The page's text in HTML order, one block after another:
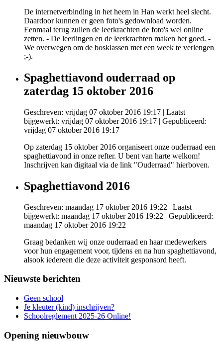
De internetverbinding in het heem in Han werkt heel slecht.
Daardoor kunnen er geen foto's gedownload worden.
Eenmaal terug zullen de leerkrachten de foto's wel online
zetten. - De leerlingen en de leerkrachten maken het goed. -
We overwegen om de bosklassen met een week te verlengen
;-).
Spaghettiavond ouderraad op
zaterdag 15 oktober 2016
Geschreven: vrijdag 07 oktober 2016 19:17 | Laatst
bijgewerkt: vrijdag 07 oktober 2016 19:17 | Gepubliceerd:
vrijdag 07 oktober 2016 19:17
Op zaterdag 15 oktober 2016 organiseert onze ouderraad een
spaghettiavond in onze refter. U bent van harte welkom!
Inschrijven kan digitaal via de link "Ouderraad" hierboven.
Spaghettiavond 2016
Geschreven: maandag 17 oktober 2016 19:22 | Laatst
bijgewerkt: maandag 17 oktober 2016 19:22 | Gepubliceerd:
maandag 17 oktober 2016 19:22
Graag bedanken wij onze ouderraad en haar medewerkers
voor hun engagement voor, tijdens en na hun spaghettiavond,
alsook iedereen die deze activiteit gesponsord heeft.
Nieuwste berichten
Geen school
Je kleuter (kind) inschrijven?
Schoolreglement 2025-26 Online!
Opening nieuwbouw